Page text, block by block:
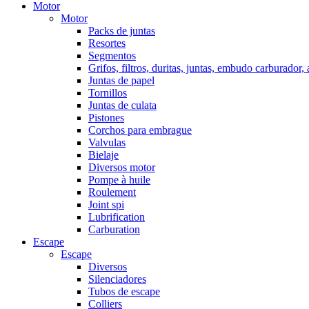
Motor
Motor
Packs de juntas
Resortes
Segmentos
Grifos, filtros, duritas, juntas, embudo carburador,
Juntas de papel
Tornillos
Juntas de culata
Pistones
Corchos para embrague
Valvulas
Bielaje
Diversos motor
Pompe à huile
Roulement
Joint spi
Lubrification
Carburation
Escape
Escape
Diversos
Silenciadores
Tubos de escape
Colliers